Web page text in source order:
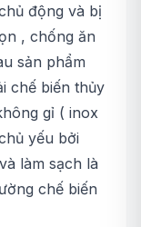
động và bị
, chống ăn
sản phẩm
chế biến thủy
gỉ ( inox
yếu bởi
làm sạch là
chế biến